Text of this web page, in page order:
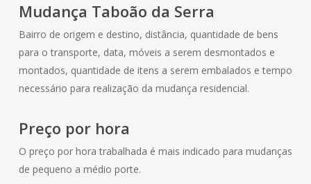
Mudança Taboão da Serra
Bairro de origem e destino, distância, quantidade de bens
para o transporte, data, móveis a serem desmontados e
montados, quantidade de itens a serem embalados e tempo
necessário para realização da mudança residencial.
Preço por hora
O preço por hora trabalhada é mais indicado para mudanças
de pequeno a médio porte.